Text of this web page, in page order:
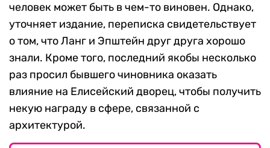
человек может быть в чем-то виновен. Однако,
уточняет издание, переписка свидетельствует
о том, что Ланг и Эпштейн друг друга хорошо
знали. Кроме того, последний якобы несколько
раз просил бывшего чиновника оказать
влияние на Елисейский дворец, чтобы получить
некую награду в сфере, связанной с
архитектурой.